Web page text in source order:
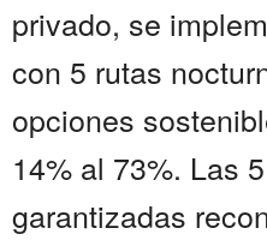
privado, se
con 5 rutas
opciones
14% al 73%. Las
garantizadas